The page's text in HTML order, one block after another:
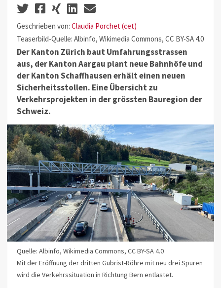
Geschrieben von: Claudia Porchet (cet)
Teaserbild-Quelle: Albinfo, Wikimedia Commons, CC BY-SA 4.0
Der Kanton Zürich baut Umfahrungsstrassen
aus, der Kanton Aargau plant neue Bahnhöfe und
der Kanton Schaffhausen erhält einen neuen
Sicherheitsstollen. Eine Übersicht zu
Verkehrsprojekten in der grössten Bauregion der
Schweiz.
Quelle: Albinfo, Wikimedia Commons, CC BY-SA 4.0
Mit der Eröffnung der dritten Gubrist-Röhre mit neu drei Spuren
wird die Verkehrssituation in Richtung Bern entlastet.